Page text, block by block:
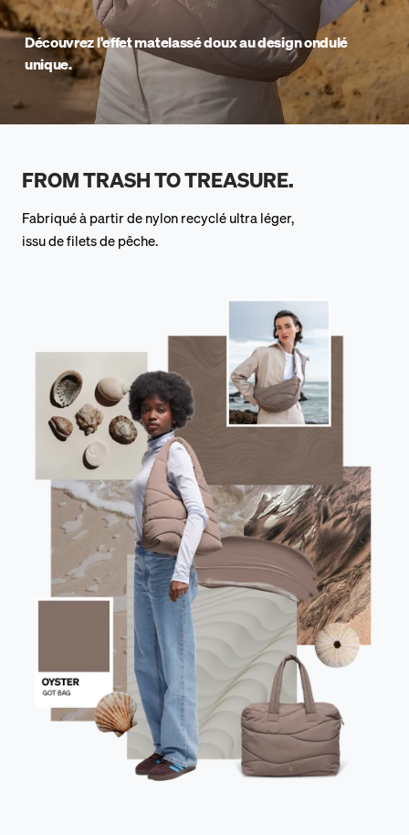
Découvrez l'effet matelassé doux au design ondulé
unique.
FROM TRASH TO TREASURE.
Fabriqué à partir de nylon recyclé ultra léger,
issu de filets de pêche.